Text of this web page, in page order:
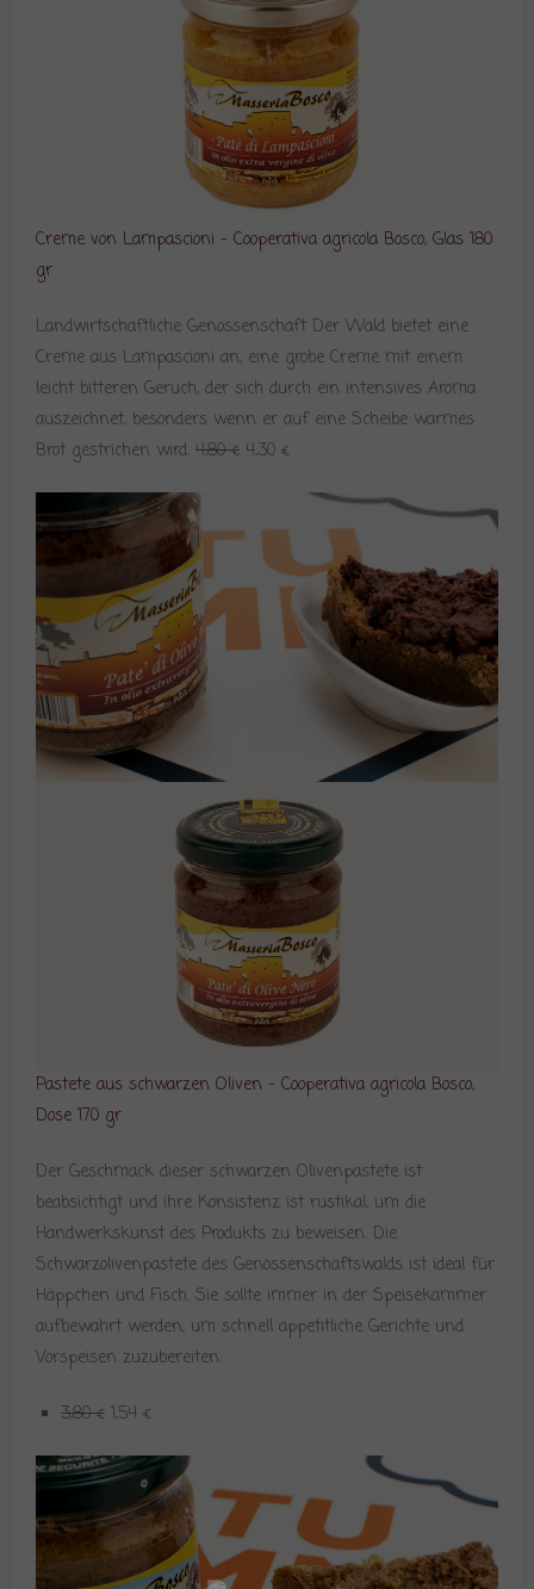
Creme von Lampascioni – Cooperativa agricola Bosco, Glas 180
gr
Landwirtschaftliche Genossenschaft Der Wald bietet eine
Creme aus Lampascioni an, eine grobe Creme mit einem
leicht bitteren Geruch, der sich durch ein intensives Aroma
auszeichnet, besonders wenn er auf eine Scheibe warmes
Brot gestrichen wird. 4,80 € 4,30 €
Pastete aus schwarzen Oliven – Cooperativa agricola Bosco,
Dose 170 gr
Der Geschmack dieser schwarzen Olivenpastete ist
beabsichtigt und ihre Konsistenz ist rustikal, um die
Handwerkskunst des Produkts zu beweisen. Die
Schwarzolivenpastete des Genossenschaftswalds ist ideal für
Häppchen und Fisch. Sie sollte immer in der Speisekammer
aufbewahrt werden, um schnell appetitliche Gerichte und
Vorspeisen zuzubereiten.
3,80 € 1,54 €